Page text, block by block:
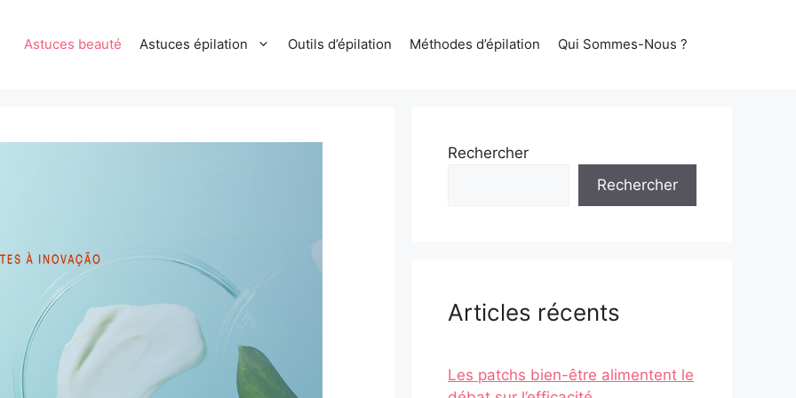
Astuces beauté Astuces épilation Outils d’épilation Méthodes d’épilation Qui Sommes-Nous ?
Rechercher
Rechercher
Articles récents
Les patchs bien-être alimentent le